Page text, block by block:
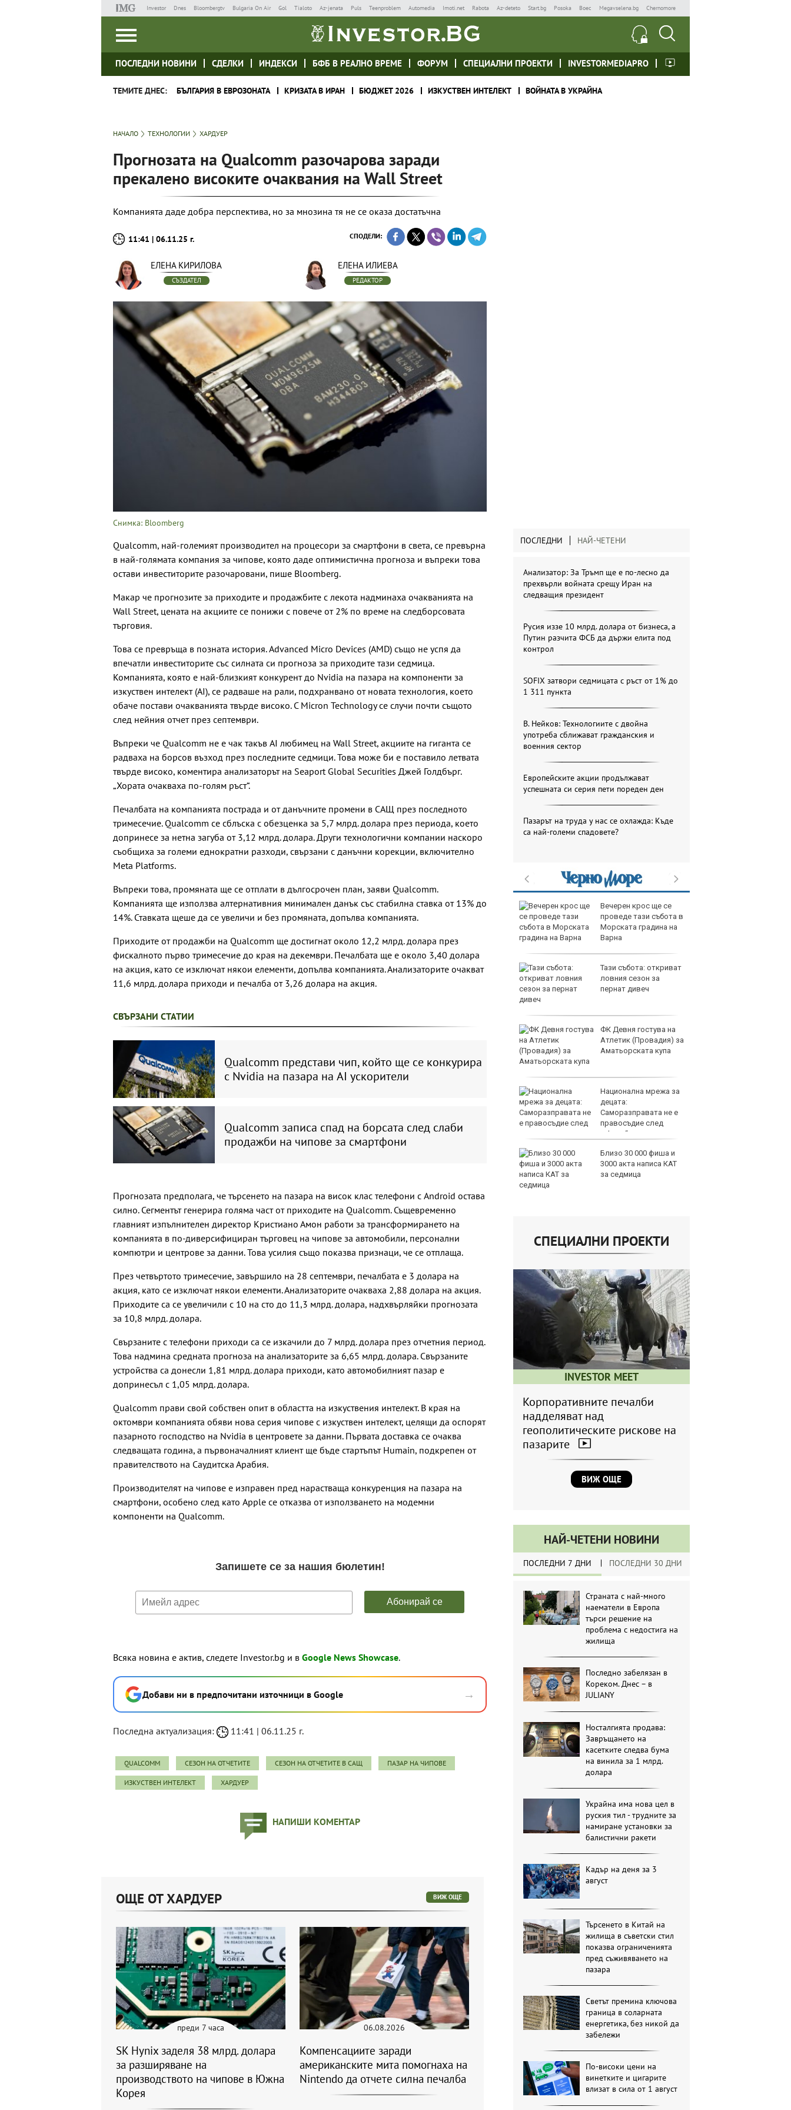
Investor Dnes Bloombergtv Bulgaria On Air Gol Tialoto Az-jenata Puls Teenproblem Automedia Imoti.net Rabota Az-deteto Start.bg Posoka Boec Megavselena.bg Chernomore
ПОСЛЕДНИ НОВИНИ СДЕЛКИ ИНДЕКСИ БФБ В РЕАЛНО ВРЕМЕ ФОРУМ СПЕЦИАЛНИ ПРОЕКТИ INVESTORMEDIAPRO
ТЕМИТЕ ДНЕС: БЪЛГАРИЯ В ЕВРОЗОНАТА КРИЗАТА В ИРАН БЮДЖЕТ 2026 ИЗКУСТВЕН ИНТЕЛЕКТ ВОЙНАТА В УКРАЙНА
НАЧАЛО ТЕХНОЛОГИИ ХАРДУЕР
Прогнозата на Qualcomm разочарова заради
прекалено високите очаквания на Wall Street
Компанията даде добра перспектива, но за мнозина тя не се оказа достатъчна
11:41 | 06.11.25 г. СПОДЕЛИ:
ЕЛЕНА КИРИЛОВА
СЪЗДАТЕЛ
ЕЛЕНА ИЛИЕВА
РЕДАКТОР
Снимка: Bloomberg
Qualcomm, най-големият производител на процесори за смартфони в света, се превърна
в най-голямата компания за чипове, която даде оптимистична прогноза и въпреки това
остави инвеститорите разочаровани, пише Bloomberg.
Макар че прогнозите за приходите и продажбите с лекота надминаха очакванията на
Wall Street, цената на акциите се понижи с повече от 2% по време на следборсовата
търговия.
Това се превръща в позната история. Advanced Micro Devices (AMD) също не успя да
впечатли инвеститорите със силната си прогноза за приходите тази седмица.
Компанията, която е най-близкият конкурент до Nvidia на пазара на компоненти за
изкуствен интелект (AI), се радваше на рали, подхранвано от новата технология, което
обаче постави очакванията твърде високо. С Micron Technology се случи почти същото
след нейния отчет през септември.
Въпреки че Qualcomm не е чак такъв AI любимец на Wall Street, акциите на гиганта се
радваха на борсов възход през последните седмици. Това може би е поставило летвата
твърде високо, коментира анализаторът на Seaport Global Securities Джей Голдбърг.
„Хората очакваха по-голям ръст“.
Печалбата на компанията пострада и от данъчните промени в САЩ през последното
тримесечие. Qualcomm се сблъска с обезценка за 5,7 млрд. долара през периода, което
допринесе за нетна загуба от 3,12 млрд. долара. Други технологични компании наскоро
съобщиха за големи еднократни разходи, свързани с данъчни корекции, включително
Meta Platforms.
Въпреки това, промяната ще се отплати в дългосрочен план, заяви Qualcomm.
Компанията ще използва алтернативния минимален данък със стабилна ставка от 13% до
14%. Ставката щеше да се увеличи и без промяната, допълва компанията.
Приходите от продажби на Qualcomm ще достигнат около 12,2 млрд. долара през
фискалното първо тримесечие до края на декември. Печалбата ще е около 3,40 долара
на акция, като се изключат някои елементи, допълва компанията. Анализаторите очакват
11,6 млрд. долара приходи и печалба от 3,26 долара на акция.
СВЪРЗАНИ СТАТИИ
Qualcomm представи чип, който ще се конкурира
с Nvidia на пазара на AI ускорители
Qualcomm записа спад на борсата след слаби
продажби на чипове за смартфони
Прогнозата предполага, че търсенето на пазара на висок клас телефони с Android остава
силно. Сегментът генерира голяма част от приходите на Qualcomm. Същевременно
главният изпълнителен директор Кристиано Амон работи за трансформирането на
компанията в по-диверсифициран търговец на чипове за автомобили, персонални
компютри и центрове за данни. Това усилия също показва признаци, че се отплаща.
През четвъртото тримесечие, завършило на 28 септември, печалбата е 3 долара на
акция, като се изключат някои елементи. Анализаторите очакваха 2,88 долара на акция.
Приходите са се увеличили с 10 на сто до 11,3 млрд. долара, надхвърляйки прогнозата
за 10,8 млрд. долара.
Свързаните с телефони приходи са се изкачили до 7 млрд. долара през отчетния период.
Това надмина средната прогноза на анализаторите за 6,65 млрд. долара. Свързаните
устройства са донесли 1,81 млрд. долара приходи, като автомобилният пазар е
допринесъл с 1,05 млрд. долара.
Qualcomm прави свой собствен опит в областта на изкуствения интелект. В края на
октомври компанията обяви нова серия чипове с изкуствен интелект, целящи да оспорят
пазарното господство на Nvidia в центровете за данни. Първата доставка се очаква
следващата година, а първоначалният клиент ще бъде стартъпът Humain, подкрепен от
правителството на Саудитска Арабия.
Производителят на чипове е изправен пред нарастваща конкуренция на пазара на
смартфони, особено след като Apple се отказва от използването на модемни
компоненти на Qualcomm.
Всяка новина е актив, следете Investor.bg и в Google News Showcase.
Добави ни в предпочитани източници в Google →
Последна актуализация: 11:41 | 06.11.25 г.
QUALCOMM СЕЗОН НА ОТЧЕТИТЕ СЕЗОН НА ОТЧЕТИТЕ В САЩ ПАЗАР НА ЧИПОВЕ
ИЗКУСТВЕН ИНТЕЛЕКТ ХАРДУЕР
НАПИШИ КОМЕНТАР
ПОСЛЕДНИ НАЙ-ЧЕТЕНИ
Анализатор: За Тръмп ще е по-лесно да
прехвърли войната срещу Иран на
следващия президент
Русия иззе 10 млрд. долара от бизнеса, а
Путин разчита ФСБ да държи елита под
контрол
SOFIX затвори седмицата с ръст от 1% до
1 311 пункта
В. Нейков: Технологиите с двойна
употреба сближават гражданския и
военния сектор
Европейските акции продължават
успешната си серия пети пореден ден
Пазарът на труда у нас се охлажда: Къде
са най-големи спадовете?
Вечерен крос ще се
проведе тази събота в
Морската градина на
Варна
Тази събота: откриват
ловния сезон за
пернат дивеч
ФК Девня гостува на
Атлетик (Провадия) за
Аматьорската купа
Национална мрежа за
децата:
Саморазправата не е
правосъдие след
случая с „ловци на педофили“
Близо 30 000 фиша и
3000 акта написа КАТ
за седмица
СПЕЦИАЛНИ ПРОЕКТИ
INVESTOR MEET
Корпоративните печалби
надделяват над
геополитическите рискове на
пазарите
ВИЖ ОЩЕ
НАЙ-ЧЕТЕНИ НОВИНИ
ПОСЛЕДНИ 7 ДНИ ПОСЛЕДНИ 30 ДНИ
Страната с най-много
наематели в Европа
търси решение на
проблема с недостига на
жилища
Последно забелязан в
Кореком. Днес – в
JULIANY
Носталгията продава:
Завръщането на
касетките следва бума
на винила за 1 млрд.
долара
Украйна има нова цел в
руския тил - трудните за
намиране установки за
балистични ракети
Кадър на деня за 3
август
Търсенето в Китай на
жилища в съветски стил
показва ограниченията
пред съживяването на
пазара
Светът премина ключова
граница в соларната
енергетика, без никой да
забележи
По-високи цени на
винетките и цигарите
влизат в сила от 1 август
ОЩЕ ОТ ХАРДУЕР ВИЖ ОЩЕ
преди 7 часа
SK Hynix заделя 38 млрд. долара
за разширяване на
производството на чипове в Южна
Корея
06.08.2026
Компенсациите заради
американските мита помогнаха на
Nintendo да отчете силна печалба